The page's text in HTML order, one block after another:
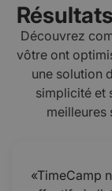
Découvrez
vôtre ont
une solution
simplicité et
meilleures
«TimeCamp